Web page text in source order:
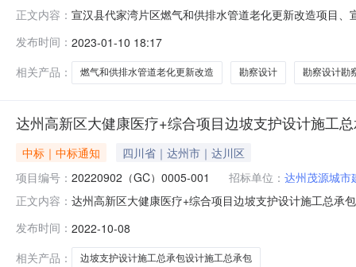
正文内容： 宣汉县代家湾片区燃气和供排水管道老化更新改造项目
项目、宣汉县川孔子片区燃气和供排水管道老化更新改
招标人联系电话0818-
发布时间： 2023-01-10 18:17
相关产品：
燃气和供排水管道老化更新改造 勘察设计 勘察设计勘
达州高新区大健康医疗+综合项目边坡支护设计施工
中标｜中标通知
四川省｜达州市｜达川区
项目编号： 20220902（GC）0005-001 招标单位： 达州茂源城市
正文内容： 达州高新区大健康医疗+综合项目边坡支护设计施工总承
业主联系电话0818-7932827招标人达州茂源城市建设有
发布时间： 2022-10-08
相关产品：
边坡支护设计施工总承包设计施工总承包